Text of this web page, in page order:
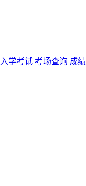
入学考试 考场查询 成